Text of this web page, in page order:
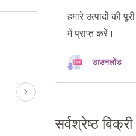
हमारे उत्पादों की
में प्राप्त करें।
डाउनलोड
सर्वश्रेष्ठ बिक्री